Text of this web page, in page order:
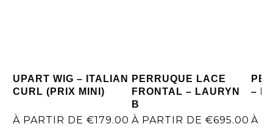
UPART WIG – ITALIAN
CURL (PRIX MINI)
À PARTIR DE €179.00
PERRUQUE LACE
FRONTAL – LAURYN
B
À PARTIR DE€695.00
–
À